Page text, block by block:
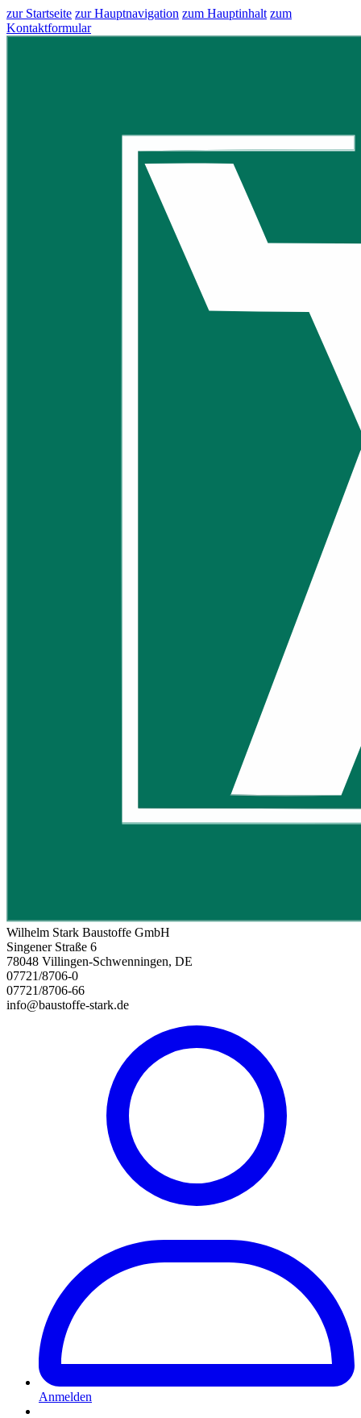
zur Startseite zur Hauptnavigation zum Hauptinhalt zum
Kontaktformular
Wilhelm Stark Baustoffe GmbH
Singener Straße 6
78048 Villingen-Schwenningen, DE
07721/8706-0
07721/8706-66
info@baustoffe-stark.de
Anmelden